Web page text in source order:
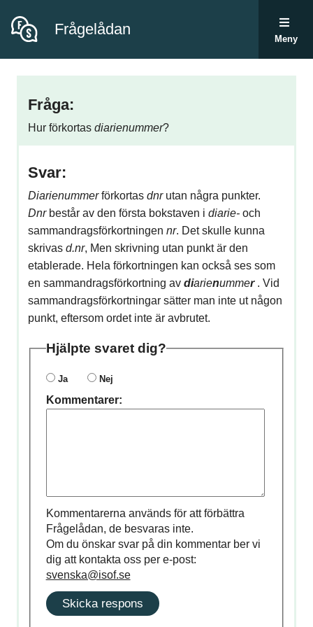
Frågelådan
Meny
Fråga:
Hur förkortas diarienummer?
Svar:
Diarienummerförkortas dnrutan några punkter.
Dnrbestår av den första bokstaven i diarie-och
sammandragsförkortningen nr. Det skulle kunna
skrivas d.nr, Men skrivning utan punkt är den
etablerade. Hela förkortningen kan också ses som
en sammandragsförkortning av diarienummer . Vid
sammandragsförkortningar sätter man inte ut någon
punkt, eftersom ordet inte är avbrutet.
Hjälpte svaret dig?
Ja Nej
Kommentarer:
Kommentarerna används för att förbättra
Frågelådan, de besvaras inte.
Om du önskar svar på din kommentar ber vi
dig att kontakta oss per e-post:
svenska@isof.se
Skicka respons